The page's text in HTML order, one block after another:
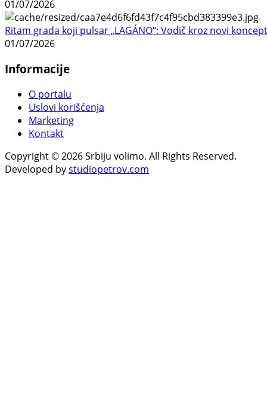
01/07/2026
Ritam grada koji pulsar „LAGÁNO“: Vodič kroz novi
01/07/2026
Informacije
O portalu
Uslovi korišćenja
Marketing
Kontakt
Copyright © 2026 Srbiju volimo. All Rights Reserved.
Developed bystudiopetrov.com